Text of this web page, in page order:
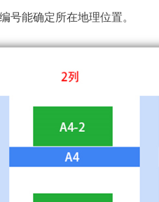
号能确定所在地理位置。